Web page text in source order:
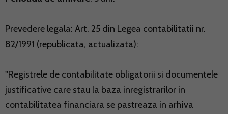
Prevedere legala: Art. 25 din Legea contabilitatii nr.
82/1991 (republicata, actualizata):
"Registrele de contabilitate obligatorii si documentele
justificative care stau la baza inregistrarilor in
contabilitatea financiara se pastreaza in arhiva